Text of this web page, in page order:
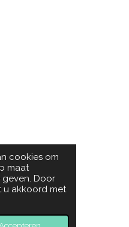
cookies om
maat
Door
u akkoord met